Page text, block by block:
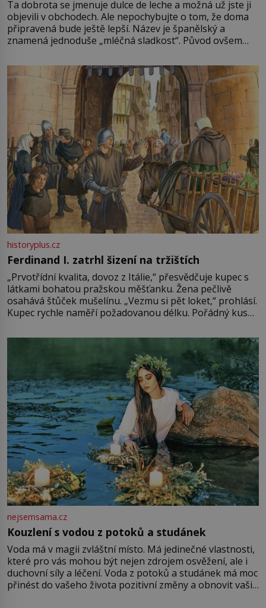
Ta dobrota se jmenuje dulce de leche a možná už jste ji
objevili v obchodech. Ale nepochybujte o tom, že doma
připravená bude ještě lepší. Název je španělský a
znamená jednoduše „mléčná sladkost“. Původ ovšem
pře hned několik latinskoamerických zemí a k tomu
Francie, kde se traduje,
historyplus.cz
Ferdinand I. zatrhl šizení na tržištích
„Prvotřídní kvalita, dovoz z Itálie,“ přesvědčuje kupec s
látkami bohatou pražskou měšťanku. Žena pečlivě
osahává štůček mušelínu. „Vezmu si pět loket,“ prohlásí.
Kupec rychle naměří požadovanou délku. Pořádný kus
milostpaní. Stačí jenom na sukni,“ zhodnotí švadlena
množství růžového mušelínu. „Ošidili vás, podívejte.“
nejsemsama.cz
Kouzlení s vodou z potoků a studánek
Voda má v magii zvláštní místo. Má jedinečné vlastnosti,
které pro vás mohou být nejen zdrojem osvěžení, ale i
duchovní síly a léčení. Voda z potoků a studánek má moc
přinést do vašeho života pozitivní změny a obnovit vaši